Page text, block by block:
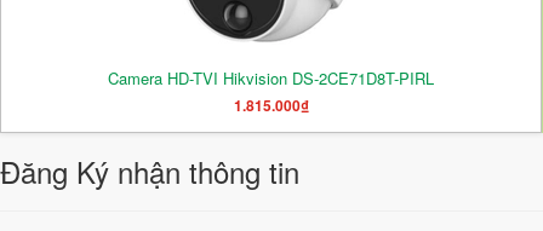
Camera HD-TVI Hikvision DS-2CE71D8T-PIRL
1.815.000₫
Đăng Ký nhận thông tin